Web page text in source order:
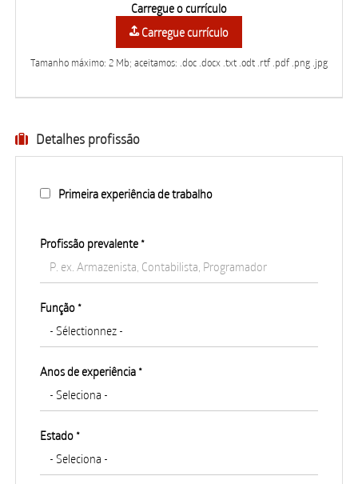
Carregue o currículo
Carregue currículo
Tamanho máximo: 2 Mb; aceitamos: .doc .docx .txt .odt .rtf .pdf .png .jpg
Detalhes profissão
Primeira experiência de trabalho
Profissão prevalente *
Função *
Anos de experiência *
Estado *